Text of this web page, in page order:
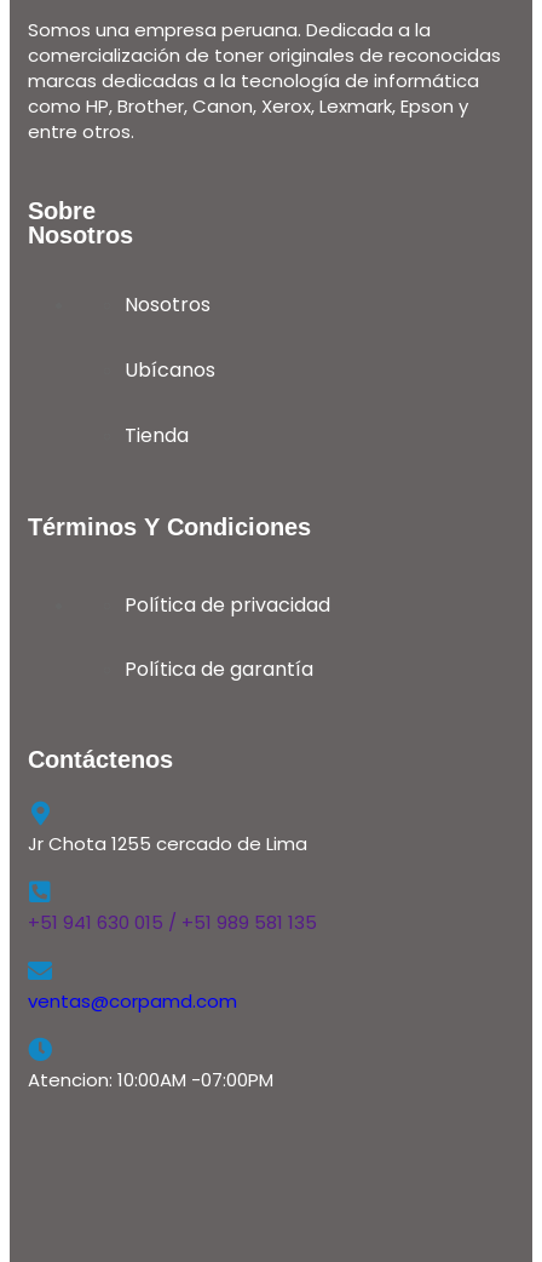
Somos una empresa peruana. Dedicada a la
comercialización de toner originales de reconocidas
marcas dedicadas a la tecnología de informática
como HP, Brother, Canon, Xerox, Lexmark, Epson y
entre otros.
Sobre
Nosotros
Nosotros
Ubícanos
Tienda
Términos Y Condiciones
Política de privacidad
Política de garantía
Contáctenos
Jr Chota 1255 cercado de Lima
+51 941 630 015 / +51 989 581 135
ventas@corpamd.com
Atencion: 10:00AM -07:00PM